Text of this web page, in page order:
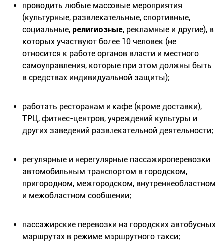
проводить любые массовые мероприятия
(культурные, развлекательные, спортивные,
социальные, религиозные, рекламные и другие), в
которых участвуют более 10 человек (не
относится к работе органов власти и местного
самоуправления, которые при этом должны быть
в средствах индивидуальной защиты);
работать ресторанам и кафе (кроме доставки),
ТРЦ, фитнес-центров, учреждений культуры и
других заведений развлекательной деятельности;
регулярные и нерегулярные пассажироперевозки
автомобильным транспортом в городском,
пригородном, межгородском, внутреннеобластном
и межобластном сообщении;
пассажирские перевозки на городских автобусных
маршрутах в режиме маршрутного такси;